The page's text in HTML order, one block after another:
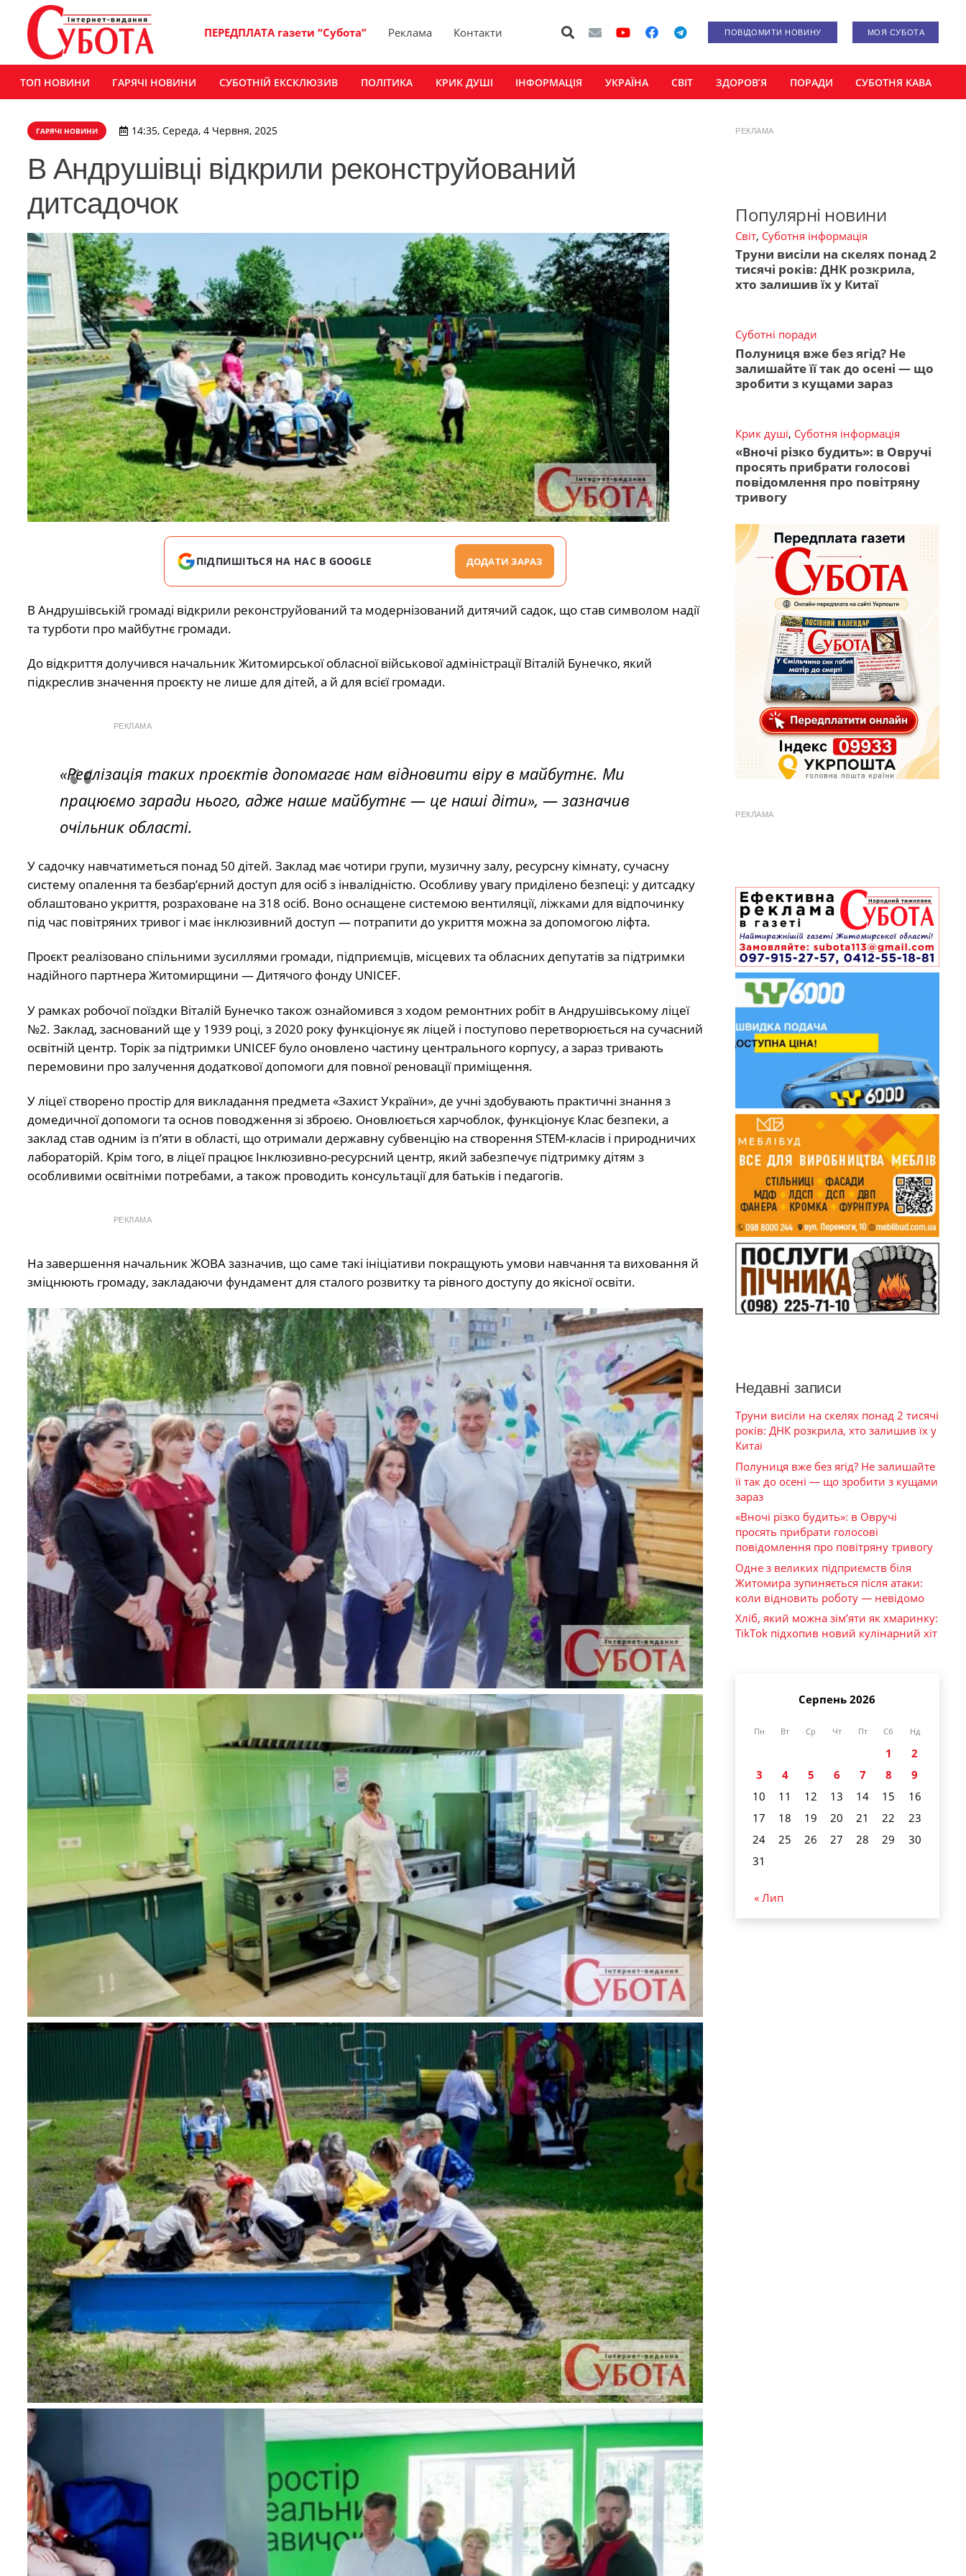
ПЕРЕДПЛАТА газети “Субота” Реклама Контакти ПОВІДОМИТИ НОВИНУ МОЯ СУБОТА
ТОП НОВИНИ ГАРЯЧІ НОВИНИ СУБОТНІЙ ЕКСКЛЮЗИВ ПОЛІТИКА КРИК ДУШІ ІНФОРМАЦІЯ УКРАЇНА СВІТ ЗДОРОВ’Я ПОРАДИ СУБОТНЯ КАВА
ГАРЯЧІ НОВИНИ 14:35, Середа, 4 Червня, 2025
В Андрушівці відкрили реконструйований
дитсадочок
ПІДПИШІТЬСЯ НА НАС В GOOGLE ДОДАТИ ЗАРАЗ
В Андрушівській громаді відкрили реконструйований та модернізований дитячий садок, що став символом надії
та турботи про майбутнє громади.
До відкриття долучився начальник Житомирської обласної військової адміністрації Віталій Бунечко, який
підкреслив значення проєкту не лише для дітей, а й для всієї громади.
РЕКЛАМА
«Реалізація таких проєктів допомагає нам відновити віру в майбутнє. Ми
працюємо заради нього, адже наше майбутнє — це наші діти», — зазначив
очільник області.
У садочку навчатиметься понад 50 дітей. Заклад має чотири групи, музичну залу, ресурсну кімнату, сучасну
систему опалення та безбар’єрний доступ для осіб з інвалідністю. Особливу увагу приділено безпеці: у дитсадку
облаштовано укриття, розраховане на 318 осіб. Воно оснащене системою вентиляції, ліжками для відпочинку
під час повітряних тривог і має інклюзивний доступ — потрапити до укриття можна за допомогою ліфта.
Проєкт реалізовано спільними зусиллями громади, підприємців, місцевих та обласних депутатів за підтримки
надійного партнера Житомирщини — Дитячого фонду UNICEF.
У рамках робочої поїздки Віталій Бунечко також ознайомився з ходом ремонтних робіт в Андрушівському ліцеї
№2. Заклад, заснований ще у 1939 році, з 2020 року функціонує як ліцей і поступово перетворюється на сучасний
освітній центр. Торік за підтримки UNICEF було оновлено частину центрального корпусу, а зараз тривають
перемовини про залучення додаткової допомоги для повної реновації приміщення.
У ліцеї створено простір для викладання предмета «Захист України», де учні здобувають практичні знання з
домедичної допомоги та основ поводження зі зброєю. Оновлюється харчоблок, функціонує Клас безпеки, а
заклад став одним із п’яти в області, що отримали державну субвенцію на створення STEM-класів і природничих
лабораторій. Крім того, в ліцеї працює Інклюзивно-ресурсний центр, який забезпечує підтримку дітям з
особливими освітніми потребами, а також проводить консультації для батьків і педагогів.
РЕКЛАМА
На завершення начальник ЖОВА зазначив, що саме такі ініціативи покращують умови навчання та виховання й
зміцнюють громаду, закладаючи фундамент для сталого розвитку та рівного доступу до якісної освіти.
РЕКЛАМА
Популярні новини
Світ, Суботня інформація
Труни висіли на скелях понад 2
тисячі років: ДНК розкрила,
хто залишив їх у Китаї
Суботні поради
Полуниця вже без ягід? Не
залишайте її так до осені — що
зробити з кущами зараз
Крик душі, Суботня інформація
«Вночі різко будить»: в Овручі
просять прибрати голосові
повідомлення про повітряну
тривогу
РЕКЛАМА
Недавні записи
Труни висіли на скелях понад 2 тисячі
років: ДНК розкрила, хто залишив їх у
Китаї
Полуниця вже без ягід? Не залишайте
її так до осені — що зробити з кущами
зараз
«Вночі різко будить»: в Овручі
просять прибрати голосові
повідомлення про повітряну тривогу
Одне з великих підприємств біля
Житомира зупиняється після атаки:
коли відновить роботу — невідомо
Хліб, який можна зім’яти як хмаринку:
TikTok підхопив новий кулінарний хіт
Серпень 2026
Пн Вт Ср Чт Пт Сб Нд
1
2
3
4 5 6 7 8
9
10
11 12 13 14 15
16
17
18 19 20 21 22
23
24
25 26 27 28 29
30
31
« Лип